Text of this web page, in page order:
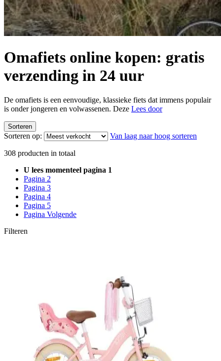
Omafiets online kopen: gratis
verzending in 24 uur
De omafiets is een eenvoudige, klassieke fiets dat immens populair
is onder jongeren en volwassenen. Deze Lees door
Sorteren
Sorteren op: Van laag naar hoog sorteren
308 producten in totaal
U lees momenteel pagina 1
Pagina 2
Pagina 3
Pagina 4
Pagina 5
Pagina Volgende
Filteren